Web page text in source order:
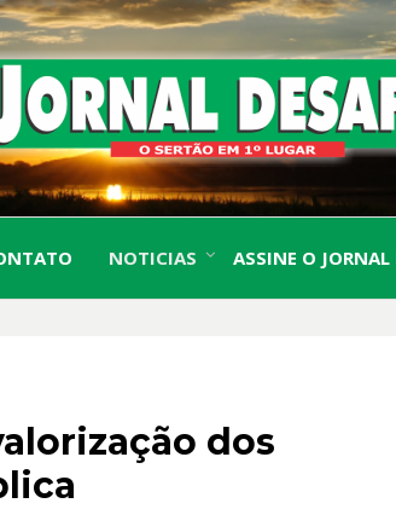
O Sertão em 1º Lugar
NOTICIAS ASSINE O JORNAL
dos